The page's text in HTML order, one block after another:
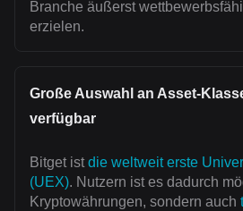
Branche äußerst
erzielen.
Große Auswahl an Asset-
verfügbar
Bitget ist die weltweit erste
(UEX). Nutzern ist es dadurch
Kryptowährungen, sondern auch